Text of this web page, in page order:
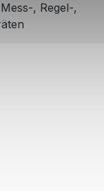
, Regel-,